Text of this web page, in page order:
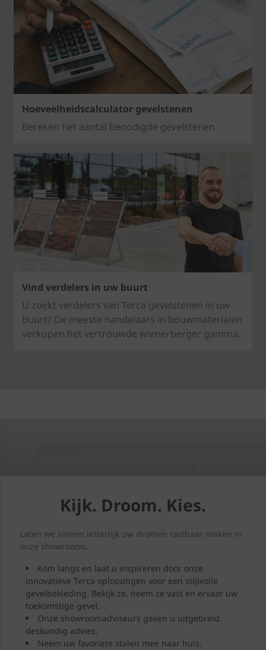
Hoeveelheidscalculator gevelstenen
Bereken het aantal benodigde gevelstenen.
Vind verdelers in uw buurt
U zoekt verdelers van Terca gevelstenen in uw
buurt? De meeste handelaars in bouwmaterialen
verkopen het vertrouwde wienerberger gamma.
Kijk. Droom. Kies.
Laten we samen letterlijk uw dromen tastbaar maken in
onze showrooms.
Kom langs en laat u inspireren door onze
innovatieve Terca oplossingen voor een stijlvolle
gevelbekleding. Bekijk ze, neem ze vast en ervaar uw
toekomstige gevel.
Onze showroomadviseurs geven u uitgebreid
deskundig advies.
Neem uw favoriete stalen mee naar huis.